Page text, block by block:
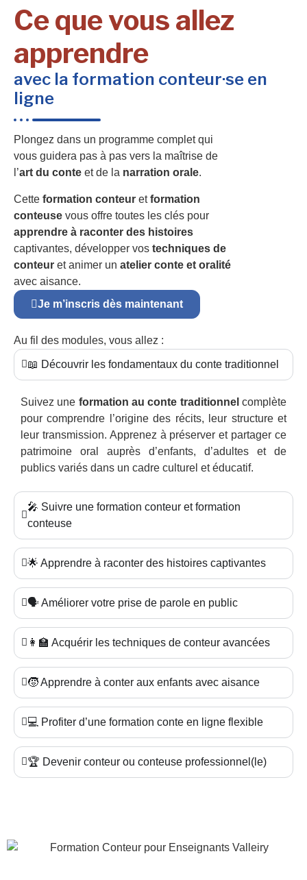
Ce que vous allez
apprendre
avec la formation conteur·se en
ligne
Plongez dans un programme complet qui
vous guidera pas à pas vers la maîtrise de
l’art du conte et de la narration orale.
Cette formation conteur etformation
conteuse vous offre toutes les clés pour
apprendre à raconter des histoires
captivantes, développer vos techniques de
conteur et animer un atelier conte et oralité
avec aisance.
Je m’inscris dès maintenant
Au fil des modules, vous allez :
📖 Découvrir les fondamentaux du conte traditionnel
Suivez une formation au conte traditionnel complète
pour comprendre l’origine des récits, leur structure et
leur transmission. Apprenez à préserver et partager ce
patrimoine oral auprès d’enfants, d’adultes et de
publics variés dans un cadre culturel et éducatif.
🎤 Suivre une formation conteur et formation
conteuse
🌟 Apprendre à raconter des histoires captivantes
🗣️ Améliorer votre prise de parole en public
👩‍🏫 Acquérir les techniques de conteur avancées
🧒 Apprendre à conter aux enfants avec aisance
💻 Profiter d’une formation conte en ligne flexible
🏆 Devenir conteur ou conteuse professionnel(le)